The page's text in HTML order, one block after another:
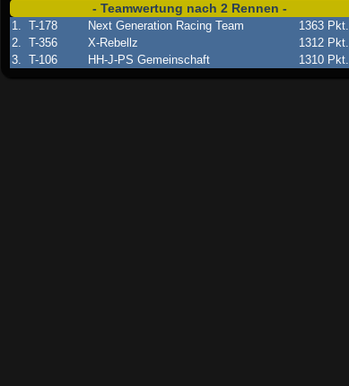
- Teamwertung nach 2 Rennen -
1. T-178 Next Generation Racing Team
1363 Pkt.
2. T-356 X-Rebellz
1312 Pkt.
3. T-106 HH-J-PS Gemeinschaft 1310 Pkt.